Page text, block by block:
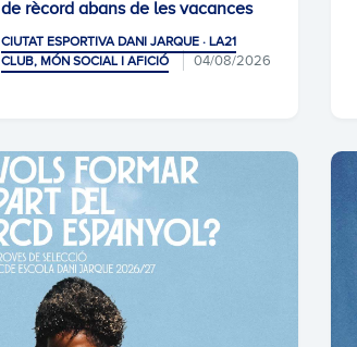
de rècord abans de les vacances
CIUTAT ESPORTIVA DANI JARQUE · LA21
CLUB, MÓN SOCIAL I AFICIÓ
04/08/2026